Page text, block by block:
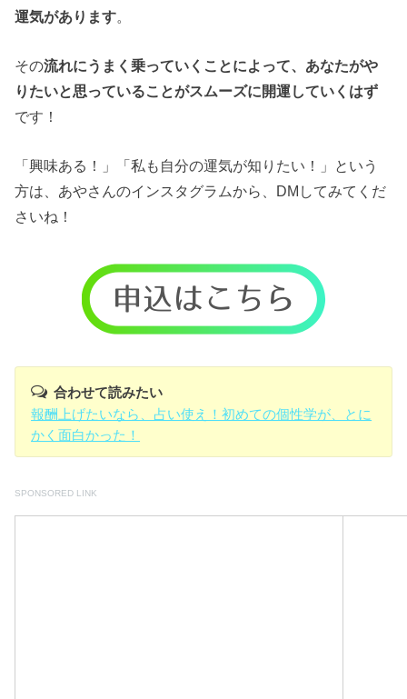
運気があります
その流れにうまく乗っていくことによって、あなたがや
りたいと思っていることがスムーズに開運していくはず
です！
「興味ある！」「私も自分の運気が知りたい！」という
方は、あやさんのインスタグラムから、DMしてみてくだ
さいね！
合わせて読みたい
報酬上げたいなら、占い使え！初めての個性学が、とに
かく面白かった！
SPONSORED LINK